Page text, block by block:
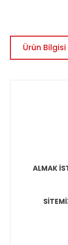
Ürün Bilgisi
ALMAK